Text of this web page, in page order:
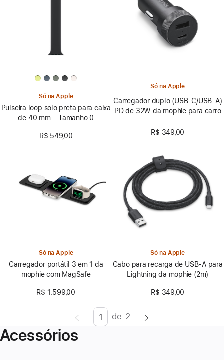
Só na Apple
Pulseira loop solo preta para caixa
de 40 mm – Tamanho 0
R$ 549,00
Só na Apple
Carregador duplo (USB-C/USB-A)
PD de 32W da mophie para carro
R$ 349,00
Só na Apple
Carregador portátil 3 em 1 da
mophie com MagSafe
R$ 1.599,00
Só na Apple
Cabo para recarga de USB-A para
Lightning da mophie (2m)
R$ 349,00
Página
Enter
de 2
Acessórios